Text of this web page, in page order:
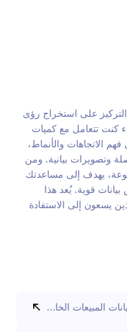
على استخراج رؤى
كنت تتعامل مع كميات
الاتجاهات والأنماط،
وتصويرات بيانية. ومن
يهدف إلى مساعدتك
قوية. يُعد هذا
يسعون إلى الاستفادة
المبيعات الخاصة بي؟